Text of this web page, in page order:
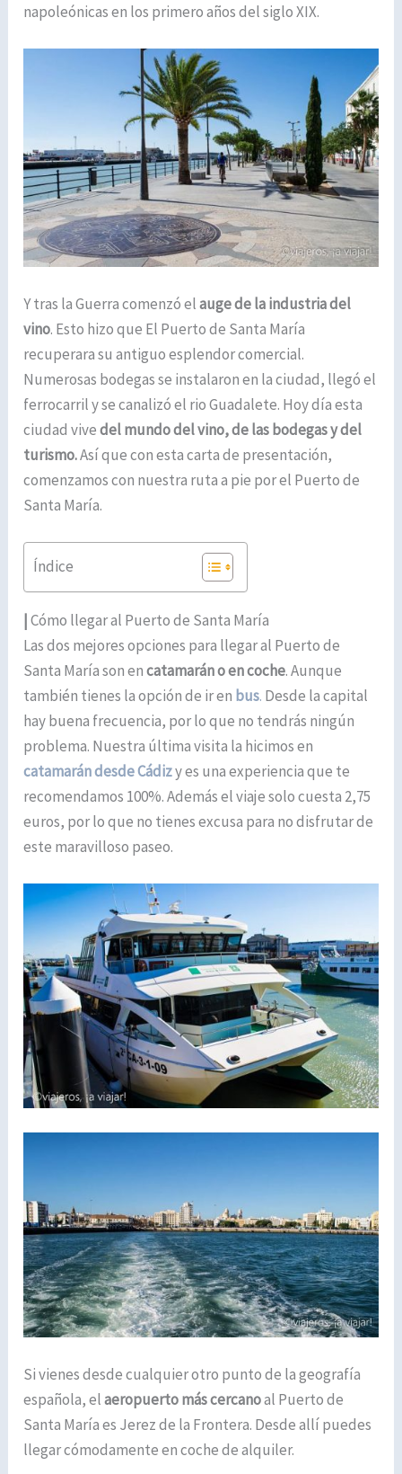
napoleónicas en los primero años del siglo XIX.
Y tras la Guerra comenzó elauge de la industria del
vino. Esto hizo que El Puerto de Santa María
recuperara su antiguo esplendor comercial.
Numerosas bodegas se instalaron en la ciudad, llegó el
ferrocarril y se canalizó el rio Guadalete. Hoy día esta
ciudad vivedel mundo del vino, de las bodegas y del
turismo.Así que con esta carta de presentación,
comenzamos con nuestra ruta a pie por el Puerto de
Santa María.
Índice
|Cómo llegar al Puerto de Santa María
Las dos mejores opciones para llegar al Puerto de
Santa María son encatamarán o en coche. Aunque
también tienes la opción de ir en bus. Desde la capital
hay buena frecuencia, por lo que no tendrás ningún
problema. Nuestra última visita la hicimos en
catamarán desde Cádizy es una experiencia que te
recomendamos 100%. Además el viaje solo cuesta 2,75
euros, por lo que no tienes excusa para no disfrutar de
este maravilloso paseo.
Si vienes desde cualquier otro punto de la geografía
española, elaeropuerto más cercanoal Puerto de
Santa María es Jerez de la Frontera. Desde allí puedes
llegar cómodamente en coche de alquiler.